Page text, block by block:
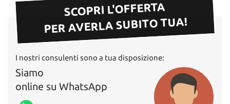
SCOPRI L'OFFERTA
PER AVERLA SUBITO TUA!
I nostri consulenti sono a tua disposizione:
Siamo
online su WhatsApp